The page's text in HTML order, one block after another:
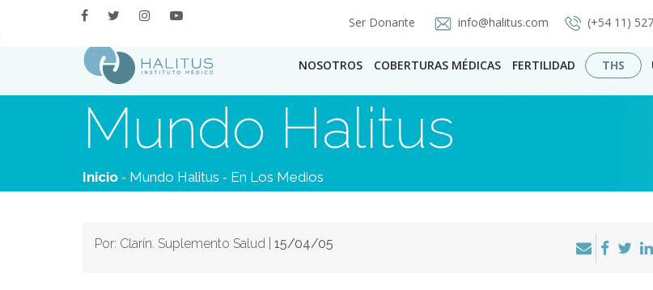
Ser Donante info@halitus.com (+54 11)
NOSOTROS COBERTURAS MÉDICAS FERTILIDAD THS
Mundo Halitus
Inicio - Mundo Halitus - En Los Medios
Por: Clarín. Suplemento Salud | 15/04/05